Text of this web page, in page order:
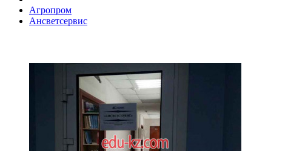
Агропром
Ансветсервис